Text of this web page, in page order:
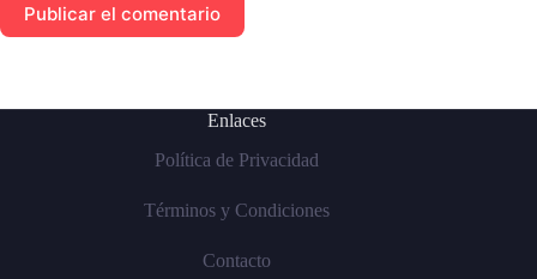
Publicar el comentario
Enlaces
Política de Privacidad
Términos y Condiciones
Contacto